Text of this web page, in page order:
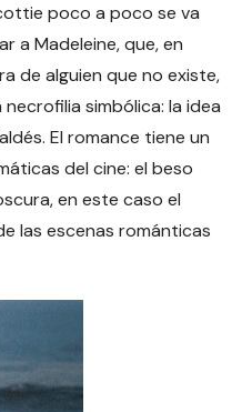
poco a poco se va
a Madeleine, que, en
de alguien que no existe,
simbólica: la idea
El romance tiene un
del cine: el beso
en este caso el
las escenas románticas